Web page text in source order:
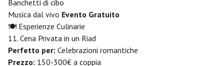
Banchetti di cibo
Musica dal vivo Evento Gratuito
🍽️ Esperienze Culinarie
11. Cena Privata in un Riad
Perfetto per: Celebrazioni romantiche
Prezzo: 150-300€ a coppia